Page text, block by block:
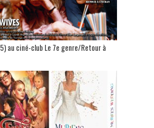
au ciné-club Le 7e genre/Retour à